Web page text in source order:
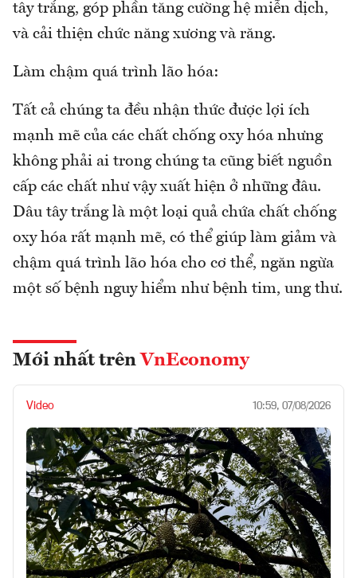
tây trắng, góp phần tăng cường hệ miễn dịch,
và cải thiện chức năng xương và răng.
Làm chậm quá trình lão hóa:
Tất cả chúng ta đều nhận thức được lợi ích
mạnh mẽ của các chất chống oxy hóa nhưng
không phải ai trong chúng ta cũng biết nguồn
cấp các chất như vậy xuất hiện ở những đâu.
Dâu tây trắng là một loại quả chứa chất chống
oxy hóa rất mạnh mẽ, có thể giúp làm giảm và
chậm quá trình lão hóa cho cơ thể, ngăn ngừa
một số bệnh nguy hiểm như bệnh tim, ung thư.
Mới nhất trên VnEconomy
Video 10:59, 07/08/2026